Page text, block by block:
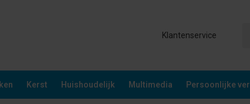
Klantenservice
Kerst Huishoudelijk Multimedia Persoonlijke